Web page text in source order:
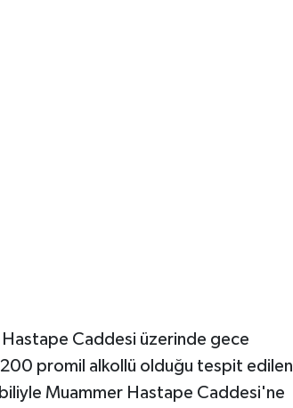
Hastape Caddesi üzerinde gece
promil alkollü olduğu tespit edilen
Muammer Hastape Caddesi'ne